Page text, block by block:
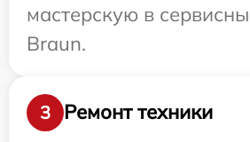
мастерскую в
Braun.
3
Ремонт техники